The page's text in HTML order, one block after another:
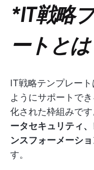
*IT戦略
ートとは
IT戦略テンプレー
ようにサポートで
化された枠組みです
ータセキュリティ
ンスフォーメーシ
す。